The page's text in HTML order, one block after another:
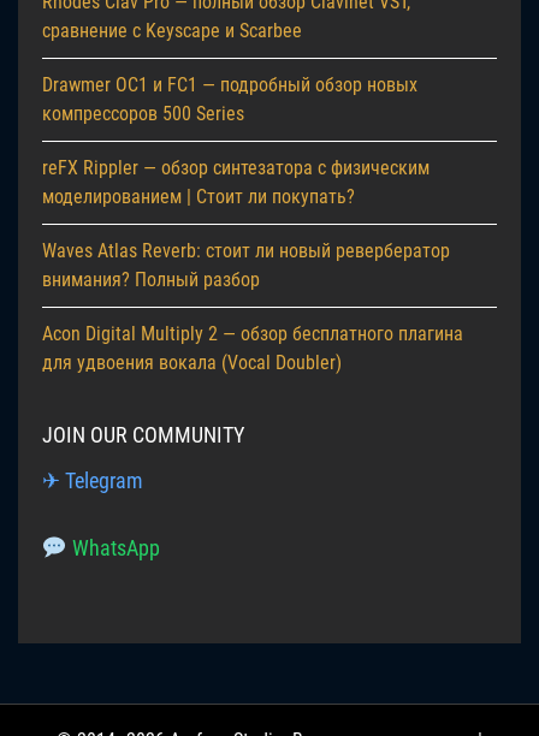
сравнение с Keyscape и Scarbee
Drawmer OC1 и FC1 — подробный обзор новых
компрессоров 500 Series
reFX Rippler — обзор синтезатора с физическим
моделированием | Стоит ли покупать?
Waves Atlas Reverb: стоит ли новый ревербератор
внимания? Полный разбор
Acon Digital Multiply 2 — обзор бесплатного плагина
для удвоения вокала (Vocal Doubler)
JOIN OUR COMMUNITY
✈ Telegram
WhatsApp